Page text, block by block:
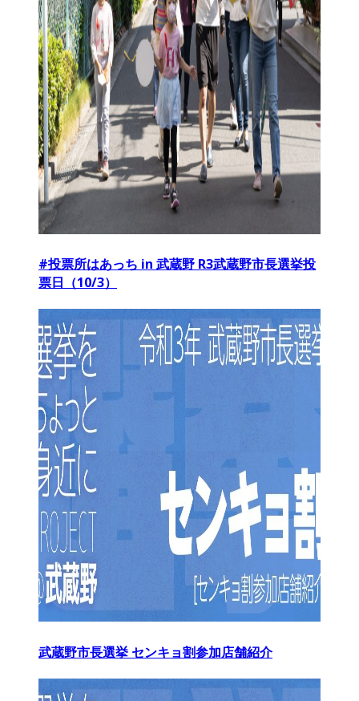
#投票所はあっち in 武蔵野 R3武蔵野市長選挙投
票日（10/3）
武蔵野市長選挙 センキョ割参加店舗紹介